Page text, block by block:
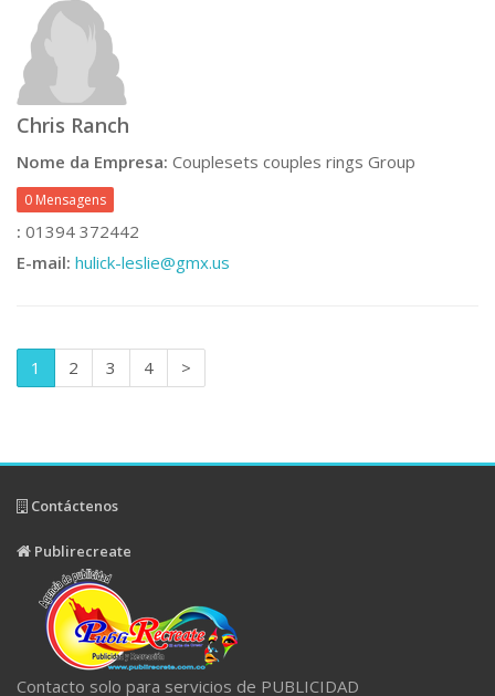
Chris Ranch
Nome da Empresa: Couplesets couples rings Group
0 Mensagens
: 01394 372442
E-mail: hulick-leslie@gmx.us
1 2 3 4 >
Contáctenos
Publirecreate
Contacto solo para servicios de PUBLICIDAD